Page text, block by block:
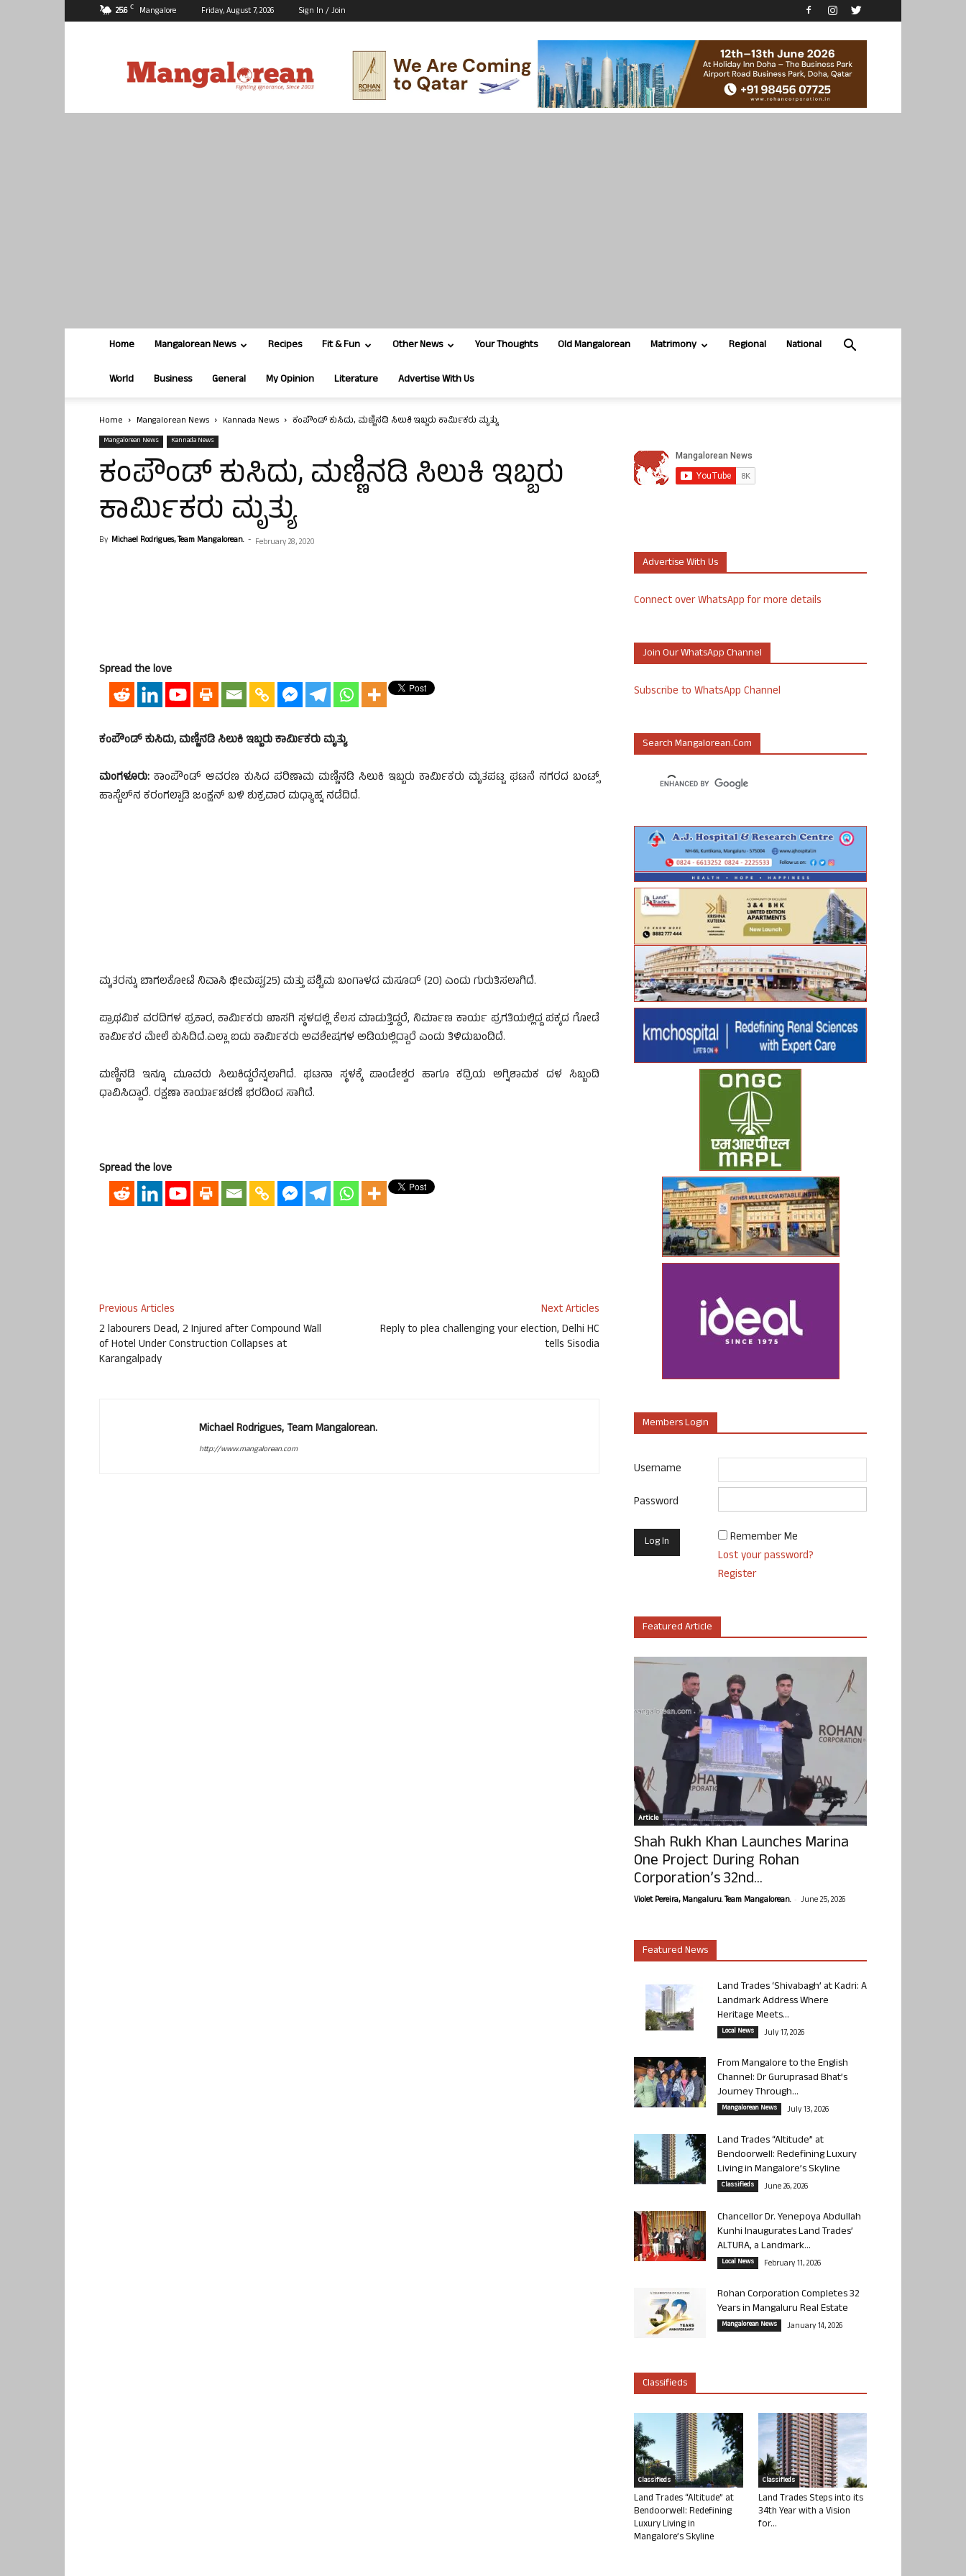
25.6 C Mangalore Friday, August 7, 2026 Sign In / Join
Home Mangalorean News Recipes Fit & Fun Other News Your Thoughts Old Mangalorean Matrimony Regional National
World Business General My Opinion Literature Advertise With Us
Home Mangalorean News Kannada News ಕಂಪೌಂಡ್ ಕುಸಿದು, ಮಣ್ಣಿನಡಿ ಸಿಲುಕಿ ಇಬ್ಬರು ಕಾರ್ಮಿಕರು ಮೃತ್ಯು
Mangalorean News Kannada News
ಕಂಪೌಂಡ್ ಕುಸಿದು, ಮಣ್ಣಿನಡಿ ಸಿಲುಕಿ ಇಬ್ಬರು
ಕಾರ್ಮಿಕರು ಮೃತ್ಯು
By Michael Rodrigues, Team Mangalorean. - February 28, 2020
Spread the love
ಕಂಪೌಂಡ್ ಕುಸಿದು, ಮಣ್ಣಿನಡಿ ಸಿಲುಕಿ ಇಬ್ಬರು ಕಾರ್ಮಿಕರು ಮೃತ್ಯು
ಮಂಗಳೂರು: ಕಾಂಪೌಂಡ್ ಆವರಣ ಕುಸಿದ ಪರಿಣಾಮ ಮಣ್ಣಿನಡಿ ಸಿಲುಕಿ ಇಬ್ಬರು ಕಾರ್ಮಿಕರು ಮೃತಪಟ್ಟ ಘಟನೆ ನಗರದ ಬಂಟ್ಸ್
ಹಾಸ್ಟೆಲ್‌ನ ಕರಂಗಲ್ಪಾಡಿ ಜಂಕ್ಷನ್ ಬಳಿ ಶುಕ್ರವಾರ ಮಧ್ಯಾಹ್ನ ನಡೆದಿದೆ.
ಮೃತರನ್ನು ಬಾಗಲಕೋಟೆ ನಿವಾಸಿ ಭೀಮಪ್ಪ(25) ಮತ್ತು ಪಶ್ಚಿಮ ಬಂಗಾಳದ ಮಸೂದ್ (20) ಎಂದು ಗುರುತಿಸಲಾಗಿದೆ.
ಪ್ರಾಥಮಿಕ ವರದಿಗಳ ಪ್ರಕಾರ, ಕಾರ್ಮಿಕರು ಖಾಸಗಿ ಸ್ಥಳದಲ್ಲಿ ಕೆಲಸ ಮಾಡುತ್ತಿದ್ದರೆ, ನಿರ್ಮಾಣ ಕಾರ್ಯ ಪ್ರಗತಿಯಲ್ಲಿದ್ದ ಪಕ್ಕದ ಗೋಡೆ
ಕಾರ್ಮಿಕರ ಮೇಲೆ ಕುಸಿದಿದೆ.ಎಲ್ಲಾ ಐದು ಕಾರ್ಮಿಕರು ಅವಶೇಷಗಳ ಅಡಿಯಲ್ಲಿದ್ದಾರೆ ಎಂದು ತಿಳಿದುಬಂದಿದೆ.
ಮಣ್ಣಿನಡಿ ಇನ್ನೂ ಮೂವರು ಸಿಲುಕಿದ್ದರೆನ್ನಲಾಗಿದೆ. ಘಟನಾ ಸ್ಥಳಕ್ಕೆ ಪಾಂಡೇಶ್ವರ ಹಾಗೂ ಕದ್ರಿಯ ಅಗ್ನಿಶಾಮಕ ದಳ ಸಿಬ್ಬಂದಿ
ಧಾವಿಸಿದ್ದಾರೆ. ರಕ್ಷಣಾ ಕಾರ್ಯಾಚರಣೆ ಭರದಿಂದ ಸಾಗಿದೆ.
Spread the love
Previous Articles
2 labourers Dead, 2 Injured after Compound Wall
of Hotel Under Construction Collapses at
Karangalpady
Next Articles
Reply to plea challenging your election, Delhi HC
tells Sisodia
Michael Rodrigues, Team Mangalorean.
http://www.mangalorean.com
Advertise With Us
Connect over WhatsApp for more details
Join Our WhatsApp Channel
Subscribe to WhatsApp Channel
Search Mangalorean.com
Members Login
Username
Password
Remember Me
Lost your password?
Register
Featured Article
Article
Shah Rukh Khan Launches Marina
One Project During Rohan
Corporation’s 32nd...
Violet Pereira, Mangaluru. Team Mangalorean. - June 25, 2026
Featured News
Land Trades ‘Shivabagh’ at Kadri: A
Landmark Address Where
Heritage Meets...
Local News July 17, 2026
From Mangalore to the English
Channel: Dr Guruprasad Bhat’s
Journey Through...
Mangalorean News July 13, 2026
Land Trades “Altitude” at
Bendoorwell: Redefining Luxury
Living in Mangalore’s Skyline
Classifieds June 26, 2026
Chancellor Dr. Yenepoya Abdullah
Kunhi Inaugurates Land Trades’
ALTURA, a Landmark...
Local News February 11, 2026
Rohan Corporation Completes 32
Years in Mangaluru Real Estate
Mangalorean News January 14, 2026
Classifieds
Classifieds
Land Trades “Altitude” at
Bendoorwell: Redefining
Luxury Living in
Mangalore’s Skyline
Classifieds
Land Trades Steps into its
34th Year with a Vision
for...